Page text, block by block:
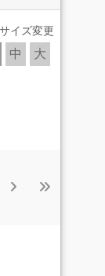
イズ変更
中 大